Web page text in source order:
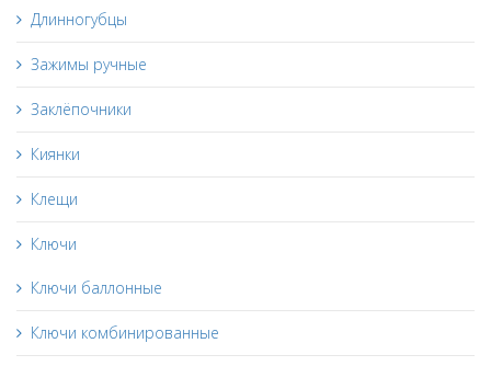
Длинногубцы
Зажимы ручные
Заклёпочники
Киянки
Клещи
Ключи
Ключи баллонные
Ключи комбинированные